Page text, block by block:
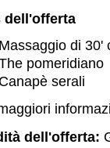
dell'offerta
Massaggio di 30'
pomeridiano
Canapè serali
dell'offerta: